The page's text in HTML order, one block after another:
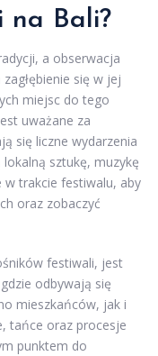
na Bali?
a obserwacja
się w jej
miejsc do tego
uważane za
się liczne wydarzenia
sztukę, muzykę
trakcie festiwalu, aby
oraz zobaczyć
festiwali, jest
odbywają się
mieszkańców, jak i
tańce oraz procesje
punktem do